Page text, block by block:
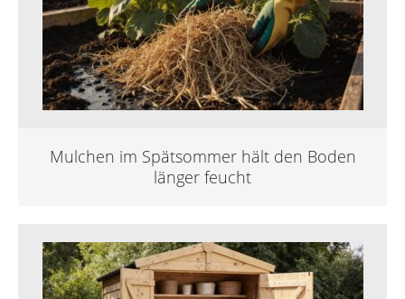
Mulchen im Spätsommer hält den Boden
länger feucht